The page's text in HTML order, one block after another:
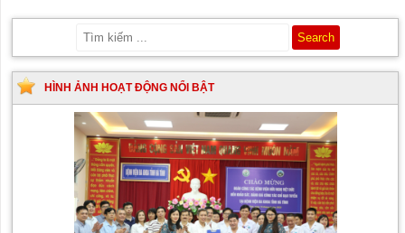
HÌNH ẢNH HOẠT ĐỘNG NỔI BẬT